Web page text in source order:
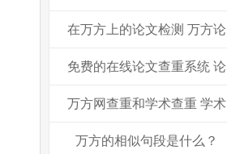
在万方上的论文检测 万方论
免费的在线论文查重系统 论
万方网查重和学术查重 学术
万方的相似句段是什么？